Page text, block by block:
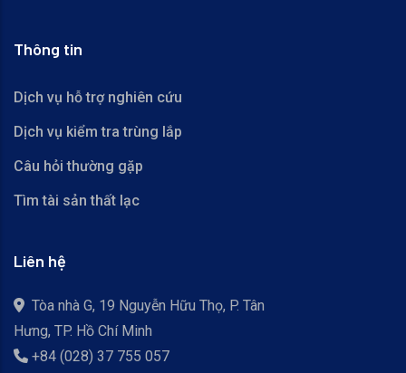
Thông tin
Dịch vụ hỗ trợ nghiên cứu
Dịch vụ kiểm tra trùng lắp
Câu hỏi thường gặp
Tìm tài sản thất lạc
Liên hệ
Tòa nhà G, 19 Nguyễn Hữu Thọ, P. Tân
Hưng, TP. Hồ Chí Minh
+84 (028) 37 755 057